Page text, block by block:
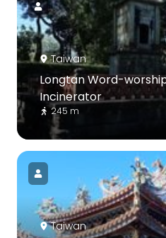
Taiwan
Longtan Word-
Incinerator
245 m
Taiwan